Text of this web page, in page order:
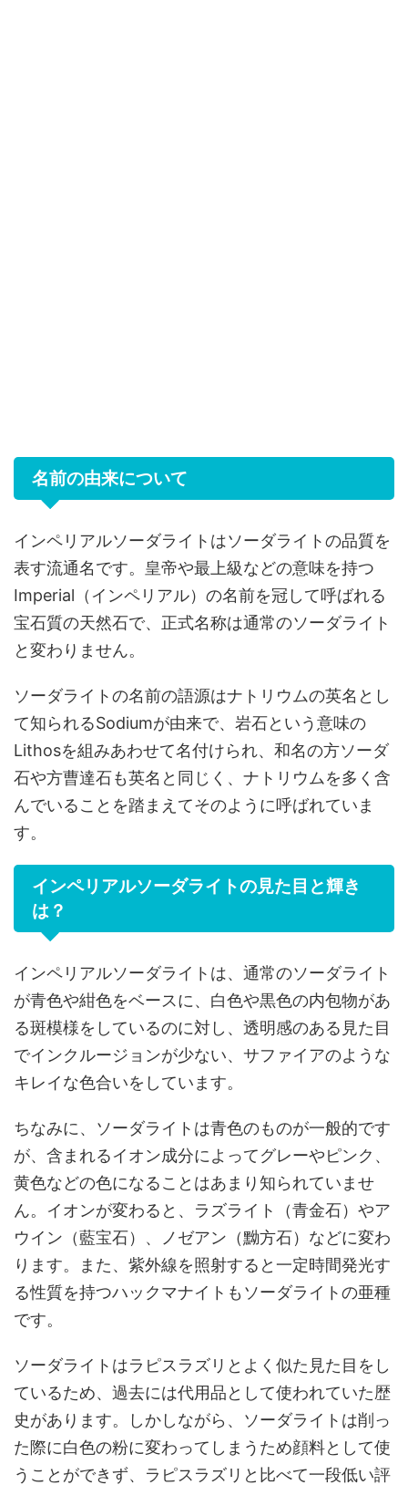
名前の由来について
インペリアルソーダライトはソーダライトの品質を
表す流通名です。皇帝や最上級などの意味を持つ
Imperial（インペリアル）の名前を冠して呼ばれる
宝石質の天然石で、正式名称は通常のソーダライト
と変わりません。
ソーダライトの名前の語源はナトリウムの英名とし
て知られるSodiumが由来で、岩石という意味の
Lithosを組みあわせて名付けられ、和名の方ソーダ
石や方曹達石も英名と同じく、ナトリウムを多く含
んでいることを踏まえてそのように呼ばれていま
す。
インペリアルソーダライトの見た目と輝き
は？
インペリアルソーダライトは、通常のソーダライト
が青色や紺色をベースに、白色や黒色の内包物があ
る斑模様をしているのに対し、透明感のある見た目
でインクルージョンが少ない、サファイアのような
キレイな色合いをしています。
ちなみに、ソーダライトは青色のものが一般的です
が、含まれるイオン成分によってグレーやピンク、
黄色などの色になることはあまり知られていませ
ん。イオンが変わると、ラズライト（青金石）やア
ウイン（藍宝石）、ノゼアン（黝方石）などに変わ
ります。また、紫外線を照射すると一定時間発光す
る性質を持つハックマナイトもソーダライトの亜種
です。
ソーダライトはラピスラズリとよく似た見た目をし
ているため、過去には代用品として使われていた歴
史があります。しかしながら、ソーダライトは削っ
た際に白色の粉に変わってしまうため顔料として使
うことができず、ラピスラズリと比べて一段低い評